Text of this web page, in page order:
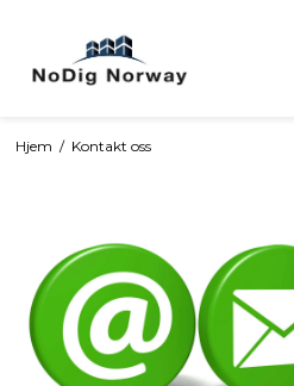
Hjem / Kontakt oss